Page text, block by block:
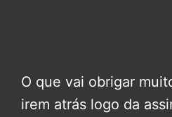
O que vai obrigar
irem atrás logo da